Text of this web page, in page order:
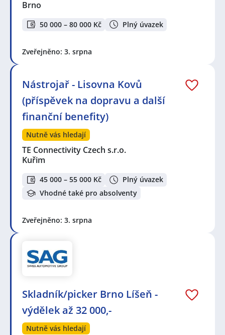
Brno
50 000 – 80 000 Kč Plný úvazek
Zveřejněno: 3. srpna
Nástrojař - Lisovna Kovů
(příspěvek na dopravu a další
finanční benefity)
Nutně vás hledají
TE Connectivity Czech s.r.o.
Kuřim
45 000 – 55 000 Kč
Plný úvazek
Vhodné také pro absolventy
Zveřejněno: 3. srpna
Skladník/picker Brno Líšeň -
výdělek až 32 000,-
Nutně vás hledají